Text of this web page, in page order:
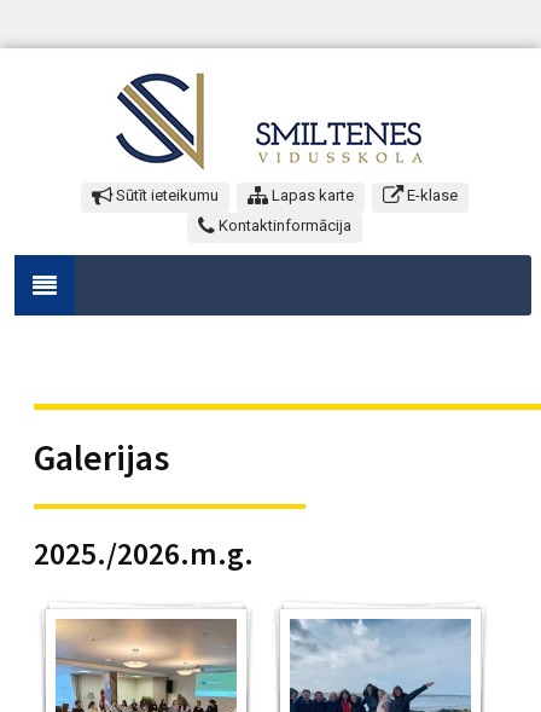
Sūtīt ieteikumu Lapas karte
E-klase
Kontaktinformācija
Galerijas
2025./2026.m.g.